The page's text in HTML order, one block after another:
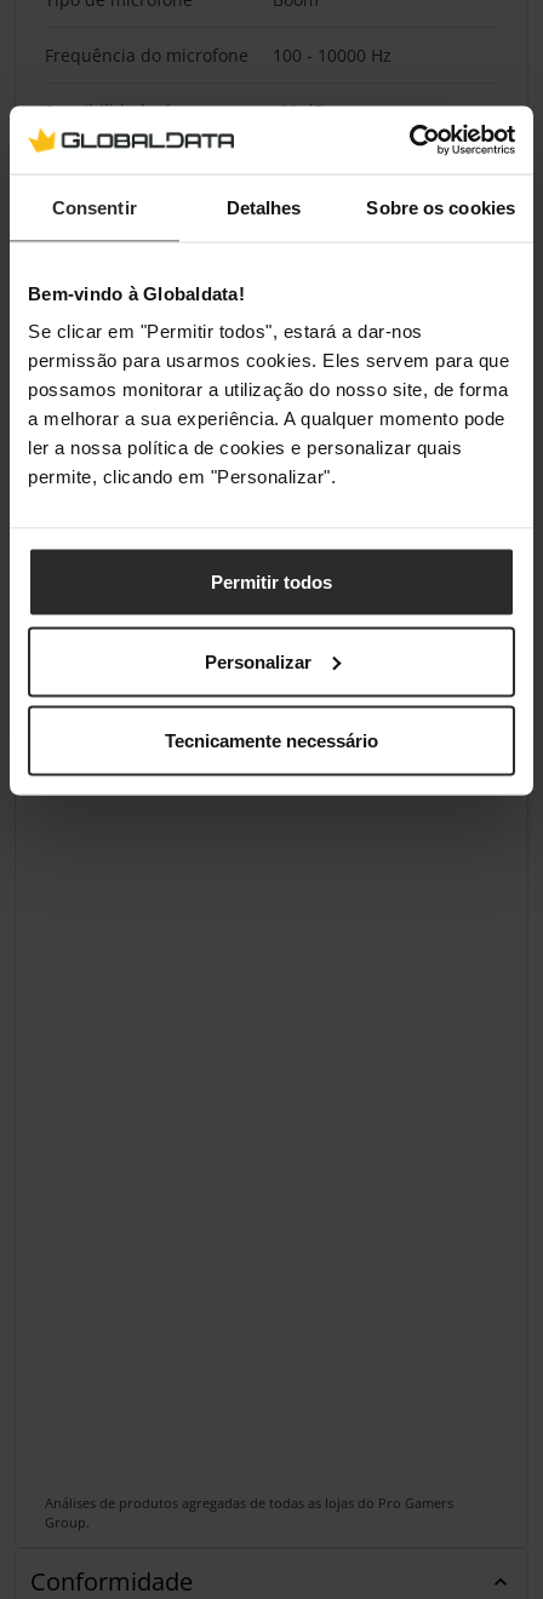
Consentir Detalhes Sobre os cookies
Bem-vindo à Globaldata!
Se clicar em "Permitir todos", estará a dar-nos
permissão para usarmos cookies. Eles servem para que
possamos monitorar a utilização do nosso site, de forma
a melhorar a sua experiência. A qualquer momento pode
ler a nossa política de cookies e personalizar quais
permite, clicando em "Personalizar".
Permitir todos
Personalizar
Tecnicamente necessário
Frequência do microfone 100 - 10000 Hz
Sensibilidade do
microfone
-38 dB
microfone
Pesos e dimensões
Peso 340 g
Embalagem
Tipo de embalagem Caixa
Análises de produtos agregadas de todas as lojas do Pro Gamers
Group.
Conformidade